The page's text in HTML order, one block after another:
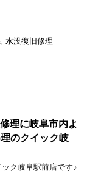
水没復旧修理
理に岐阜市内よ
のクイック岐
ク岐阜駅前店です♪